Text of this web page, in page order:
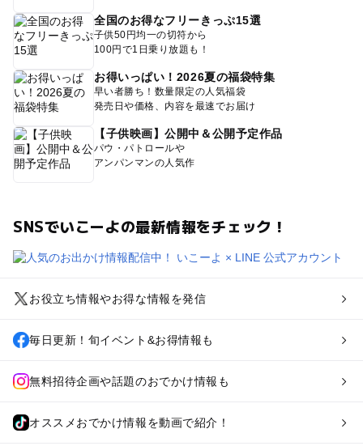
全国のお得なフリーきっぷ15選
子供50円均一の切符から
100円で1日乗り放題も！
お得いっぱい！2026夏の福袋特集
早い者勝ち！数量限定の人気福袋
発売日や価格、内容を最速でお届け
【子供映画】公開中＆公開予定作品
パウ・パトロールや
アンパンマンの人気作
SNSでいこーよの最新情報をチェック！
お役立ち情報やお得な情報を発信
毎日更新！旬イベント&お得情報も
無料招待企画や話題のおでかけ情報も
オススメおでかけ情報を動画で紹介！